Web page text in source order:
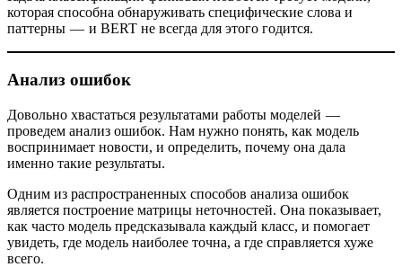
которая способна обнаруживать специфические слова и
паттерны — и BERT не всегда для этого годится.
Анализ ошибок
Довольно хвастаться результатами работы моделей —
проведем анализ ошибок. Нам нужно понять, как модель
воспринимает новости, и определить, почему она дала
именно такие результаты.
Одним из распространенных способов анализа ошибок
является построение матрицы неточностей. Она показывает,
как часто модель предсказывала каждый класс, и помогает
увидеть, где модель наиболее точна, а где справляется хуже
всего.